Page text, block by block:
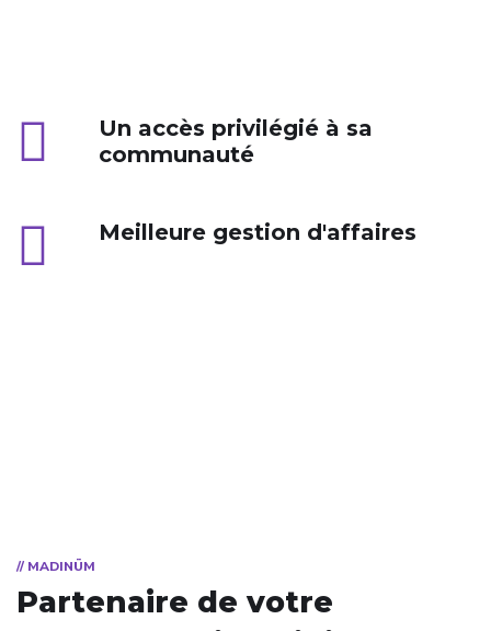
Un accès privilégié à sa
communauté
Meilleure gestion d'affaires
// MADINÜM
Partenaire de votre